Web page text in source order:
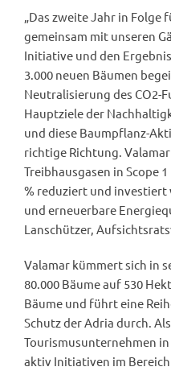
„Das zweite Jahr in Folge
gemeinsam mit unseren
Initiative und den
3.000 neuen Bäumen
Neutralisierung des CO2-
Hauptziele der
und diese Baumpflanz-
richtige Richtung.
Treibhausgasen in Scope
% reduziert und
und erneuerbare
Lanschützer,
Valamar kümmert sich in
80.000 Bäume auf 530
Bäume und führt eine
Schutz der Adria durch.
Tourismusunternehmen
aktiv Initiativen im